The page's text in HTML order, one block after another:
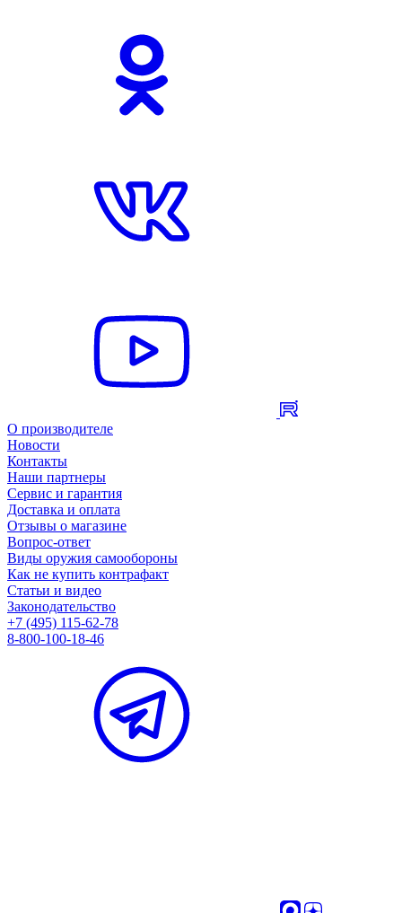
О производителе
Новости
Контакты
Наши партнеры
Сервис и гарантия
Доставка и оплата
Отзывы о магазине
Вопрос-ответ
Виды оружия самообороны
Как не купить контрафакт
Статьи и видео
Законодательство
+7 (495) 115-62-78
8-800-100-18-46